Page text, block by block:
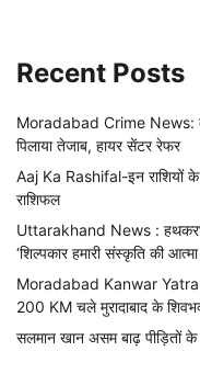
Recent Posts
Moradabad Crime News:
पिलाया तेजाब, हायर सेंटर रेफर
Aaj Ka Rashifal-इन राशियों
राशिफल
Uttarakhand News :
‘शिल्पकार हमारी संस्कृति की आत्मा
Moradabad Kanwar Yatra-
200 KM चले मुरादाबाद के
सलमान खान असम बाढ़ पीड़ितों